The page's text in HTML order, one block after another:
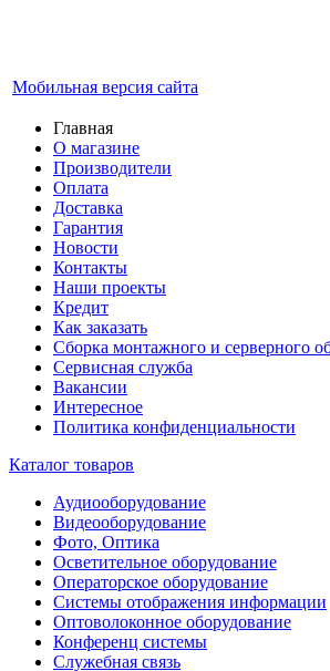
Мобильная версия сайта
Главная
О магазине
Производители
Оплата
Доставка
Гарантия
Новости
Контакты
Наши проекты
Кредит
Как заказать
Сборка монтажного и серверного
Сервисная служба
Вакансии
Интересное
Политика конфиденциальности
Каталог товаров
Аудиооборудование
Видеооборудование
Фото, Оптика
Осветительное оборудование
Операторское оборудование
Системы отображения информации
Оптоволоконное оборудование
Конференц системы
Служебная связь